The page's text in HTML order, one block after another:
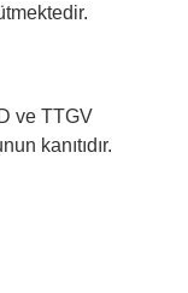
ve TTGV
kanıtıdır.